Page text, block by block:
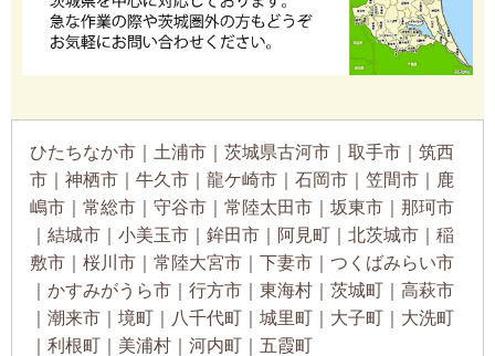
ひたちなか市｜土浦市｜茨城県古河市｜取手市｜筑西
市｜神栖市｜牛久市｜龍ケ崎市｜石岡市｜笠間市｜鹿
嶋市｜常総市｜守谷市｜常陸太田市｜坂東市｜那珂市
｜結城市｜小美玉市｜鉾田市｜阿見町｜北茨城市｜稲
敷市｜桜川市｜常陸大宮市｜下妻市｜つくばみらい市
｜かすみがうら市｜行方市｜東海村｜茨城町｜高萩市
｜潮来市｜境町｜八千代町｜城里町｜大子町｜大洗町
｜利根町｜美浦村｜河内町｜五霞町